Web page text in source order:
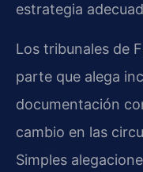
estrategia
Los tribunales de
parte que alega
documentación
cambio en las
Simples